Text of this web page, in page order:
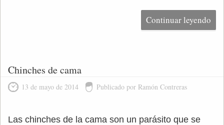
Continuar leyendo
Chinches de cama
13 de mayo de 2014 Publicado por Ramón Contreras
Las chinches de la cama son un parásito que se